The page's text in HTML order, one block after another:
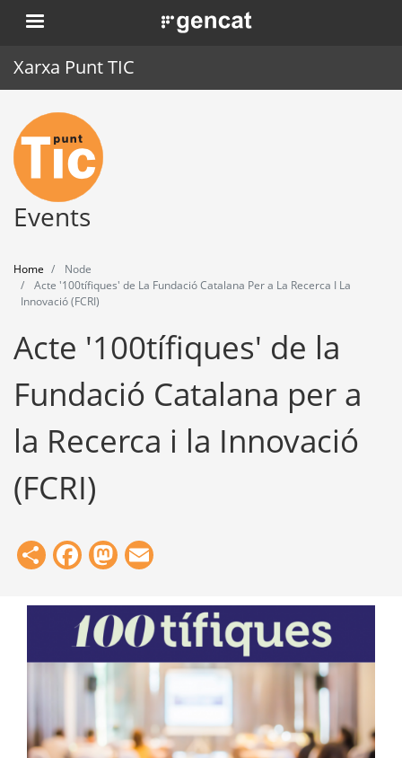
Skip
to
. Obre en una nova finestra.
Xarxa Punt TIC
Home
Punt TIC
News
Training
Events
Home
Node
Acte '100tífiques' de La Fundació Catalana Per a La Recerca I La
Innovació (FCRI)
Acte '100tífiques' de la
Fundació Catalana per a
la Recerca i la Innovació
(FCRI)
ShareFacebook
Mastodon